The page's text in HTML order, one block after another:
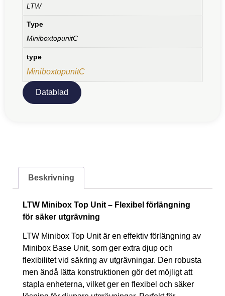
LTW
Type
MiniboxtopunitC
type
MiniboxtopunitC
Datablad
Beskrivning
LTW Minibox Top Unit – Flexibel förlängning
för säker utgrävning
LTW Minibox Top Unit är en effektiv förlängning av
Minibox Base Unit, som ger extra djup och
flexibilitet vid säkring av utgrävningar. Den robusta
men ändå lätta konstruktionen gör det möjligt att
stapla enheterna, vilket ger en flexibel och säker